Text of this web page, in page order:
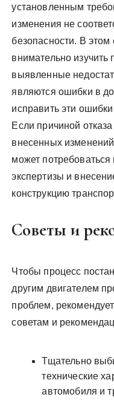
установленным
изменения не
безопасности. В
внимательно изучить
выявленные
являются ошибки в
исправить эти
Если причиной
внесенных
может
экспертизы и
конструкцию
Советы и
Чтобы процесс
другим двигателем
проблем,
советам и
Тщательно
технические
автомобиля и